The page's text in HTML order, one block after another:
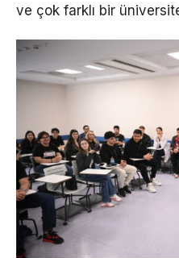
ve çok farklı bir